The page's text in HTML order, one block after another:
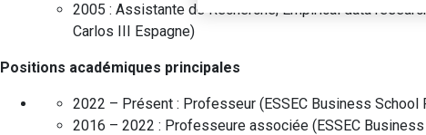
2005 : Assistante de Recherche, Empirical data
Carlos III Espagne)
Positions académiques principales
2022 – Présent : Professeur (ESSEC Business School
2016 – 2022 : Professeure associée (ESSEC